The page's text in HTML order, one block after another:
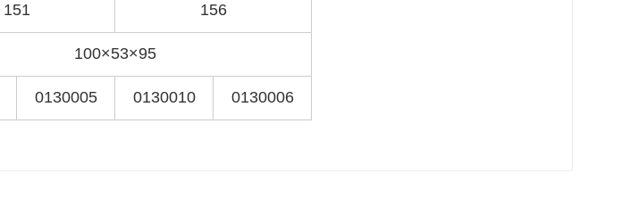
151 156
100×53×95
0130005 0130010 0130006